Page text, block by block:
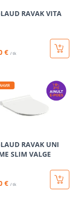
RAVAK VITA
€ / tk
RAVAK UNI
SLIM VALGE
€ / tk